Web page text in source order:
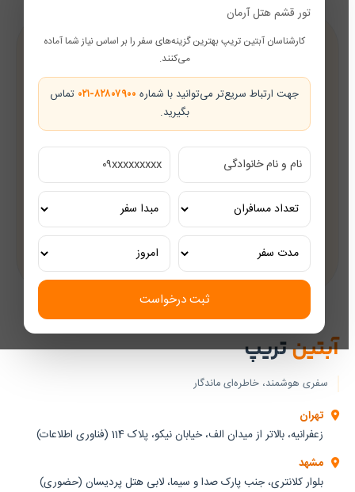
تور قشم هتل آرمان
کارشناسان آبتین تریپ بهترین گزینه‌های سفر را بر اساس نیاز شما آماده
می‌کنند.
جهت ارتباط سریع‌تر می‌توانید با شماره ۰۲۱-۸۲۸۰۷۹۰۰ تماس
بگیرید.
ثبت درخواست
پشتیبانی در طول سفر
همراه شما از رزرو تا بازگشت
تضمین بهترین قیمت
قیمت‌های رقابتی
مشاوره رایگان
کارشناسان مجرب گردشگری
تور ریلی اختصاصی
تجربه‌ای لوکس و به‌یادماندنی
آبتینتریپ
سفری هوشمند، خاطره‌ای ماندگار
تهران
زعفرانیه، بالاتر از میدان الف، خیابان نیکو، پلاک 114 (فناوری اطلاعات)
مشهد
بلوار کلانتری، جنب پارک صدا و سیما، لابی هتل پردیسان (حضوری)